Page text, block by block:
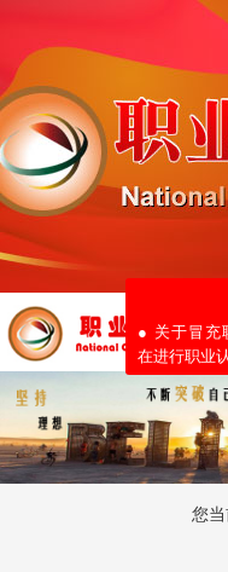
您当
● 关于冒充
在进行职业